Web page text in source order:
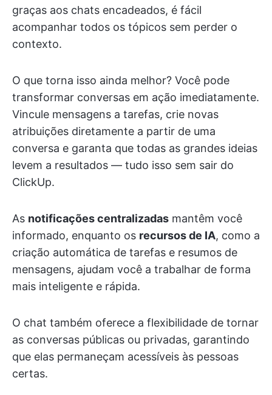
graças aos chats encadeados, é fácil
acompanhar todos os tópicos sem perder o
contexto.
O que torna isso ainda melhor? Você pode
transformar conversas em ação imediatamente.
Vincule mensagens a tarefas, crie novas
atribuições diretamente a partir de uma
conversa e garanta que todas as grandes ideias
levem a resultados — tudo isso sem sair do
ClickUp.
As notificações centralizadas mantêm você
informado, enquanto os recursos de IA, como a
criação automática de tarefas e resumos de
mensagens, ajudam você a trabalhar de forma
mais inteligente e rápida.
O chat também oferece a flexibilidade de tornar
as conversas públicas ou privadas, garantindo
que elas permaneçam acessíveis às pessoas
certas.